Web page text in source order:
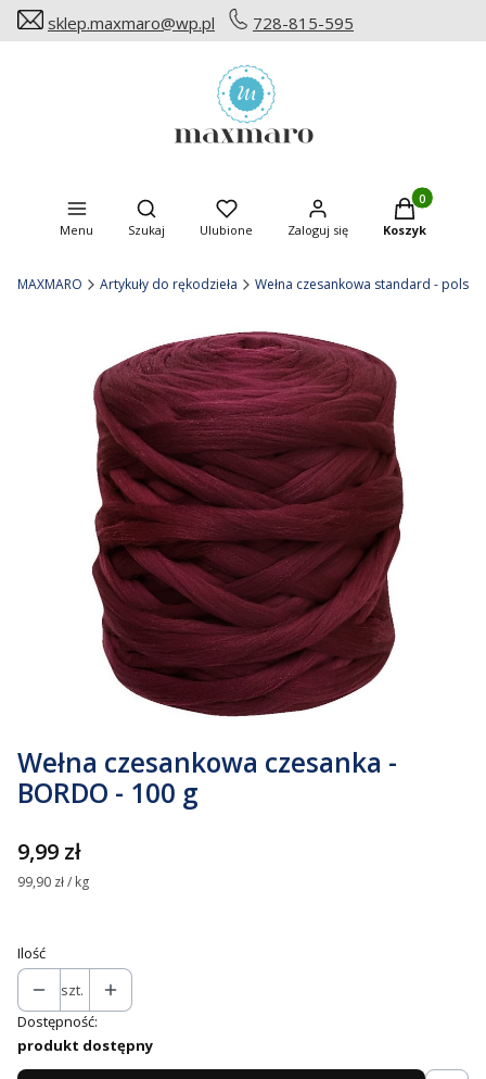
sklep.maxmaro@wp.pl 728-815-595
Menu
Otwórz wyszukiwarkę
Szukaj Ulubione Zaloguj się
Produkty w
Koszyk
MAXMARO Artykuły do rękodzieła Wełna czesankowa standard - polska
Wełna czesankowa czesanka -
BORDO - 100 g
Cena
9,99 zł
99,90 zł / kg
Ilość
szt.
Dostępność:
produkt dostępny